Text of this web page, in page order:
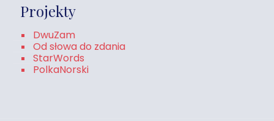
Projekty
DwuZam
Od słowa do zdania
StarWords
PolkaNorski